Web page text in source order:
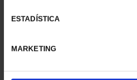
ESTADÍSTICA
MARKETING